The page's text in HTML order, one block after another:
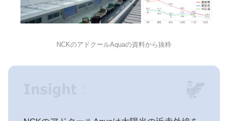
NCKのアドクールAquaの資料から抜粋